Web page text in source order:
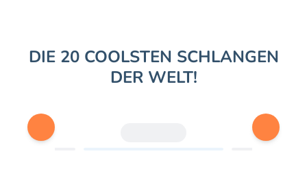
DIE 20 COOLSTEN SCHLANGEN
DER WELT!